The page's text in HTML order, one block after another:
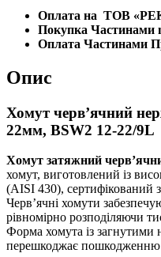
Оплата на ТОВ
Покупка Частинами
Оплата Частинами
Опис
Хомут черв’ячний
22мм, BSW2 12-22/9L
Хомут затяжний
хомут, виготовлений із
(AISI 430), сертифікований
Черв’ячні хомути
рівномірно розподіляючи
Форма хомута із загнутими
перешкоджає